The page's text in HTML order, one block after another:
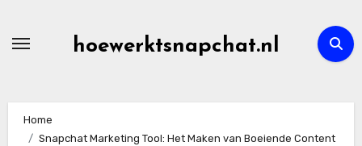
hoewerktsnapchat.nl
Home
Snapchat Marketing Tool: Het Maken van Boeiende Content